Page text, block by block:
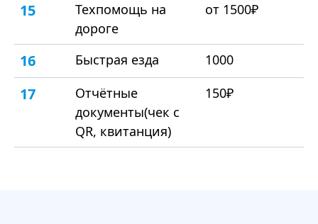
15
Техпомощь на
дороге
от 1500₽
16 Быстрая езда 1000
17
Отчётные
документы(чек с
QR, квитанция)
150₽